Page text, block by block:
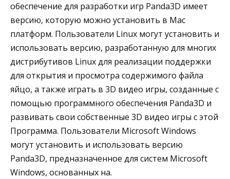
обеспечение для разработки игр Panda3D имеет
версию, которую можно установить в Mac
платформ. Пользователи Linux могут установить и
использовать версию, разработанную для многих
дистрибутивов Linux для реализации поддержки
для открытия и просмотра содержимого файла
яйцо, а также играть в 3D видео игры, созданные с
помощью программного обеспечения Panda3D и
развивать свои собственные 3D видео игры с этой
Программа. Пользователи Microsoft Windows
могут установить и использовать версию
Panda3D, предназначенное для систем Microsoft
Windows, основанных на.